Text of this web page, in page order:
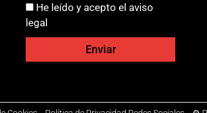
He leído y acepto el aviso
legal
Enviar